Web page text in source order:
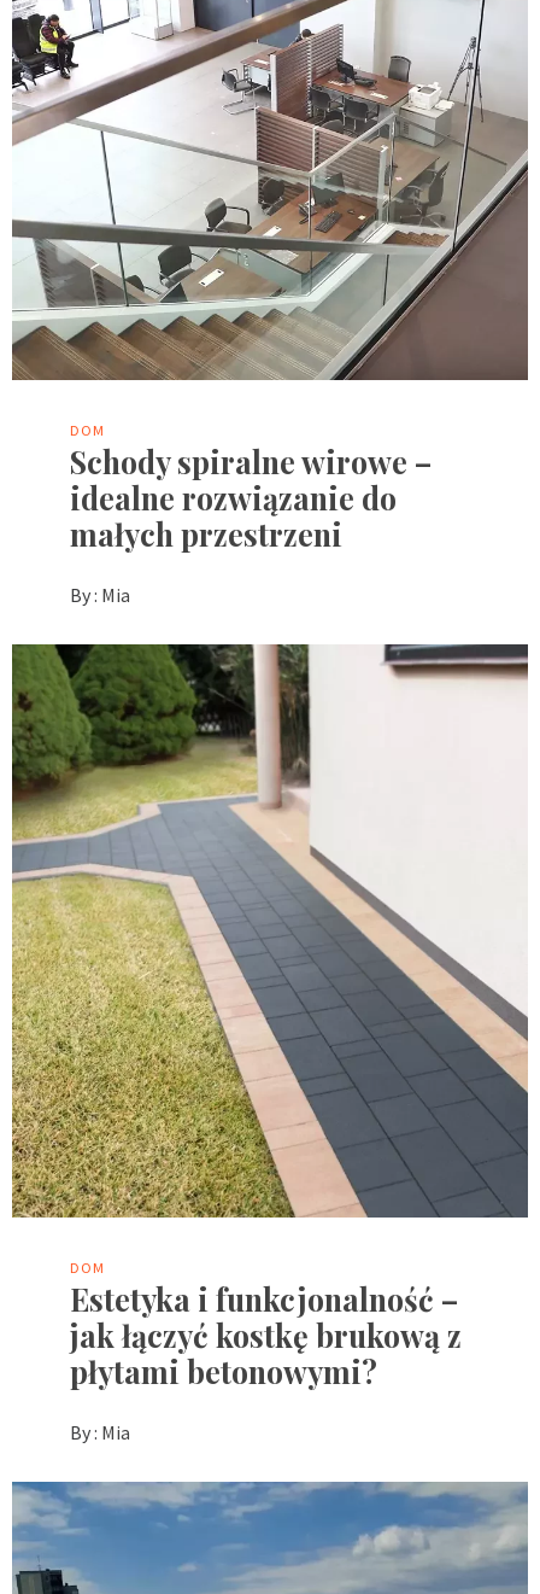
DOM
Schody spiralne wirowe –
idealne rozwiązanie do
małych przestrzeni
By : Mia
DOM
Estetyka i funkcjonalność –
jak łączyć kostkę brukową z
płytami betonowymi?
By : Mia